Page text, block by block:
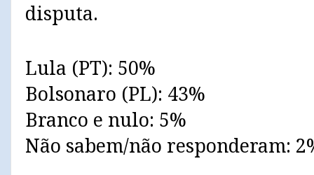
disputa.
Lula (PT): 50%
Bolsonaro (PL): 43%
Branco e nulo: 5%
Não sabem/não responderam: